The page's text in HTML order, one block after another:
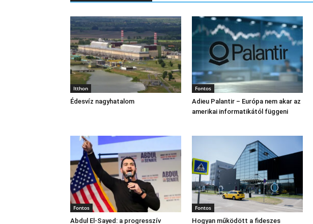
Itthon
Édesvíz nagyhatalom
Fontos
Adieu Palantir – Európa nem akar az
amerikai informatikától függeni
Fontos
Abdul El‑Sayed: a progresszív
Fontos
Hogyan működött a fideszes